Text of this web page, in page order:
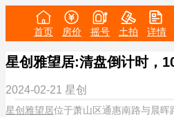
首页 房价 摇号 土拍 详情
星创雅望居:清盘倒计时，
2024-02-21 星创
星创雅望居位于萧山区通惠南路与晨晖